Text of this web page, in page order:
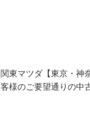
関東マツダ【東京・神
客様のご要望通りの中